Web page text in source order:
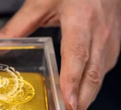
قیمت خودرو‌های ایران خودرو + جدول